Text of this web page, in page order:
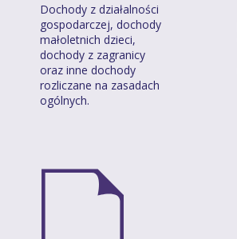
Dochody z działalności
gospodarczej, dochody
małoletnich dzieci,
dochody z zagranicy
oraz inne dochody
rozliczane na zasadach
ogólnych.